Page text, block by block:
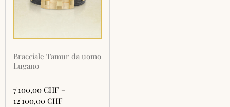
Bracciale Tamur da uomo
Lugano
7'100,00 CHF –
12'100,00 CHF